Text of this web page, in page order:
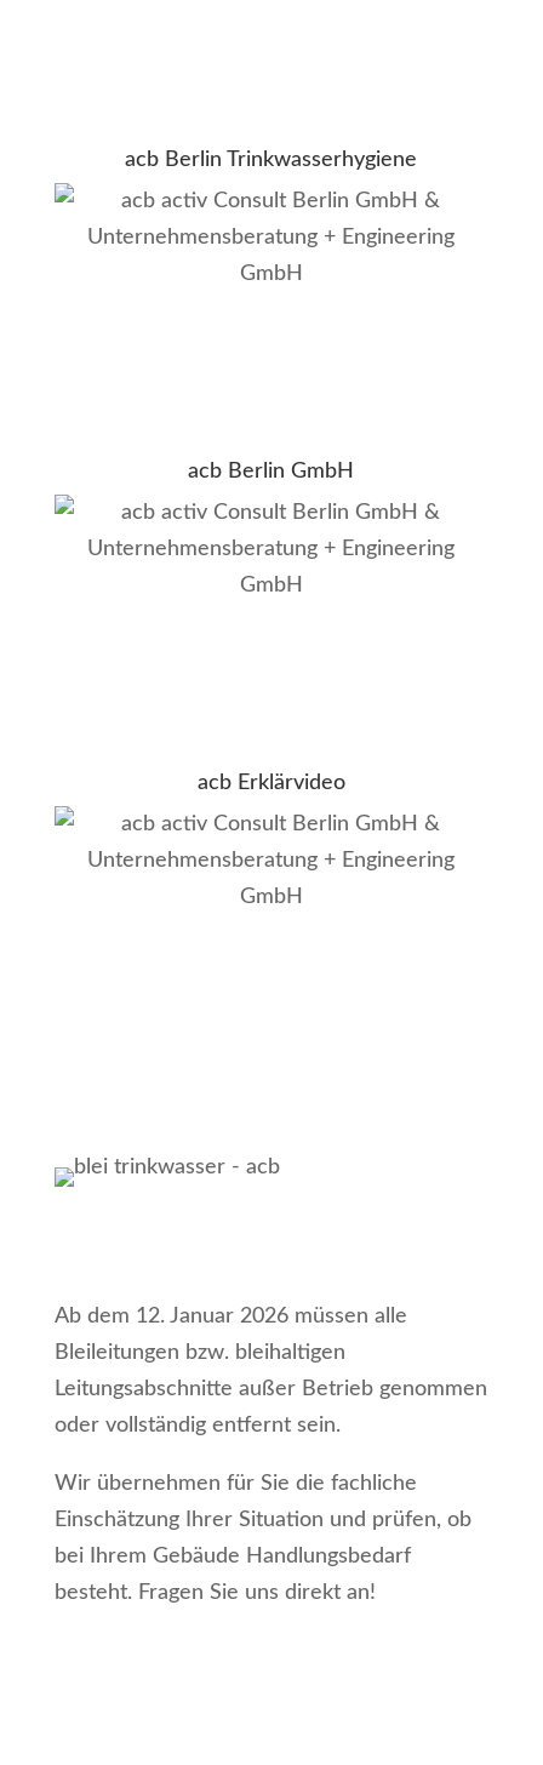
acb Berlin Trinkwasserhygiene
acb Berlin GmbH
acb Erklärvideo
Ab dem 12. Januar 2026 müssen alle
Bleileitungen bzw. bleihaltigen
Leitungsabschnitte außer Betrieb genommen
oder vollständig entfernt sein.
Wir übernehmen für Sie die fachliche
Einschätzung Ihrer Situation und prüfen, ob
bei Ihrem Gebäude Handlungsbedarf
besteht. Fragen Sie uns direkt an!